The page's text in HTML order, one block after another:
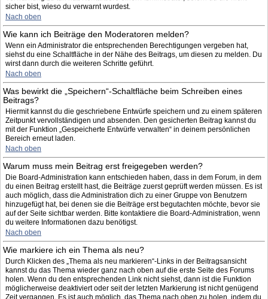
sicher bist, wieso du verwarnt wurdest.
Nach oben
Wie kann ich Beiträge den Moderatoren melden?
Wenn ein Administrator die entsprechenden Berechtigungen vergeben hat,
siehst du eine Schaltfläche in der Nähe des Beitrags, um diesen zu melden. Du
wirst dann durch die weiteren Schritte geführt.
Nach oben
Was bewirkt die „Speichern“-Schaltfläche beim Schreiben eines
Beitrags?
Hiermit kannst du die geschriebene Entwürfe speichern und zu einem späteren
Zeitpunkt vervollständigen und absenden. Den gesicherten Beitrag kannst du
mit der Funktion „Gespeicherte Entwürfe verwalten“ in deinem persönlichen
Bereich erneut laden.
Nach oben
Warum muss mein Beitrag erst freigegeben werden?
Die Board-Administration kann entschieden haben, dass in dem Forum, in dem
du einen Beitrag erstellt hast, die Beiträge zuerst geprüft werden müssen. Es ist
auch möglich, dass die Administration dich zu einer Gruppe von Benutzern
hinzugefügt hat, bei denen sie die Beiträge erst begutachten möchte, bevor sie
auf der Seite sichtbar werden. Bitte kontaktiere die Board-Administration, wenn
du weitere Informationen dazu benötigst.
Nach oben
Wie markiere ich ein Thema als neu?
Durch Klicken des „Thema als neu markieren“-Links in der Beitragsansicht
kannst du das Thema wieder ganz nach oben auf die erste Seite des Forums
holen. Wenn du den entsprechenden Link nicht siehst, dann ist die Funktion
möglicherweise deaktiviert oder seit der letzten Markierung ist nicht genügend